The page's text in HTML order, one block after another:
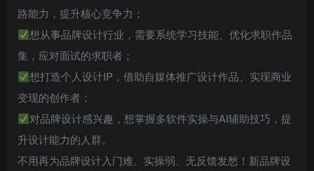
路能力，提升核心竞争力；
想从事品牌设计行业，需要系统学习技能、优化求职作品
集，应对面试的求职者；
想打造个人设计IP，借助自媒体推广设计作品、实现商业
变现的创作者；
对品牌设计感兴趣，想掌握多软件实操与AI辅助技巧，提
升设计能力的人群。
不用再为品牌设计入门难、实操弱、无反馈发愁！新品牌设